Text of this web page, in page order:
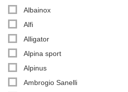
Albainox
Alfi
Alligator
Alpina sport
Alpinus
Ambrogio Sanelli